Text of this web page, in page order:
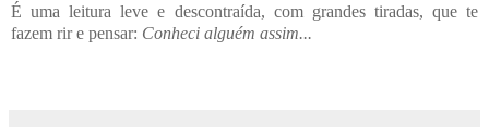
É uma leitura leve e descontraída, com grandes tiradas, que te
fazem rir e pensar: Conheci alguém assim...